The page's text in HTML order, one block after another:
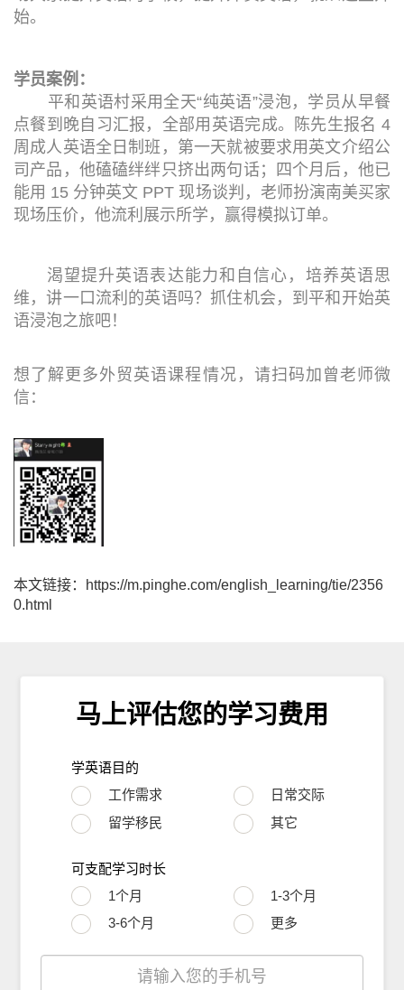
始。
学员案例：
平和英语村采用全天“纯英语”浸泡，学员从早餐
点餐到晚自习汇报，全部用英语完成。陈先生报名 4
周成人英语全日制班，第一天就被要求用英文介绍公
司产品，他磕磕绊绊只挤出两句话；四个月后，他已
能用 15 分钟英文 PPT 现场谈判，老师扮演南美买家
现场压价，他流利展示所学，赢得模拟订单。
渴望提升英语表达能力和自信心，培养英语思
维，讲一口流利的英语吗？抓住机会，到平和开始英
语浸泡之旅吧！
想了解更多外贸英语课程情况，请扫码加曾老师微
信：
本文链接：https://m.pinghe.com/english_learning/tie/2356
0.html
马上评估您的学习费用
学英语目的
工作需求
日常交际
留学移民
其它
可支配学习时长
1个月
1-3个月
3-6个月
更多